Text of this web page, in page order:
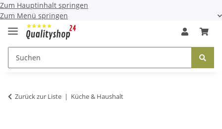
Zum Hauptinhalt springen
Zum Menü springen
Zurück zur Liste Küche & Haushalt